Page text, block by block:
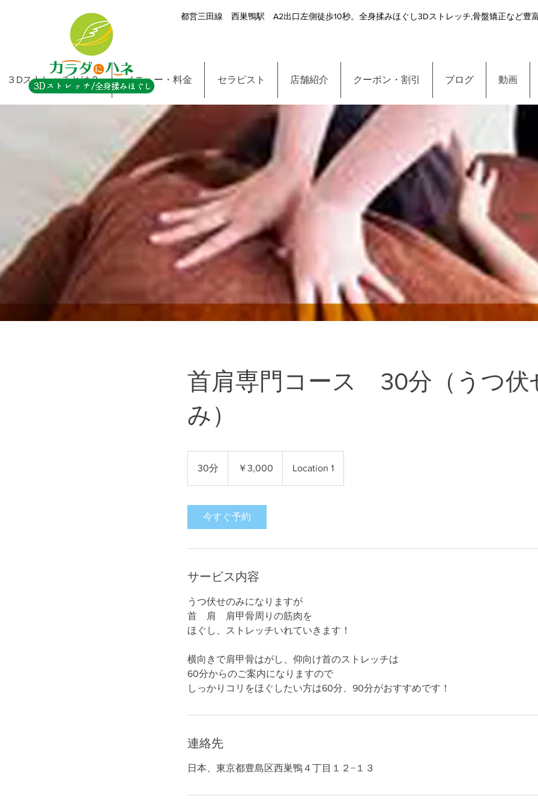
都営三田線 西巣鴨駅 A2出口左側徒歩10秒。全身揉みほぐし3Dストレッチ,骨盤矯正など豊
３Dストレッチとは？ メニュー・料金 セラピスト 店舗紹介 クーポン・割引 ブログ 動画
首肩専門コース 30分（うつ伏
み）
30分 ￥3,000 Location 1
今すぐ予約
サービス内容
うつ伏せのみになりますが
首 肩 肩甲骨周りの筋肉を
ほぐし、ストレッチいれていきます！
横向きで肩甲骨はがし、仰向け首のストレッチは
60分からのご案内になりますので
しっかりコリをほぐしたい方は60分、90分がおすすめです！
連絡先
日本、東京都豊島区西巣鴨４丁目１２−１３